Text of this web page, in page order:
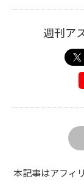
週刊ア
本記事はアフィ